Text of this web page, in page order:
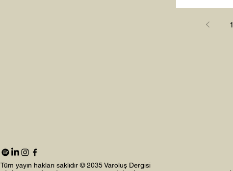
1
Tüm yayın hakları saklıdır © 2035 Varoluş Dergisi